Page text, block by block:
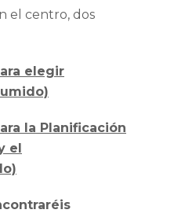
el centro, dos
elegir
la Planificación
el